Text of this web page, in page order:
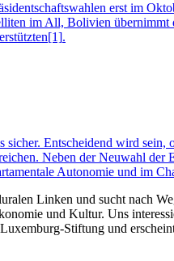
erst im
im All, Bolivien
[1].
Entscheidend wird
Neben der Neuwahl
Autonomie und im
Linken und sucht nach
und Kultur. Uns
Stiftung und